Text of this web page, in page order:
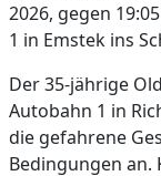
2026, gegen
1 in Emstek ins
Der 35-jährige
Autobahn 1 in
die gefahrene
Bedingungen an.